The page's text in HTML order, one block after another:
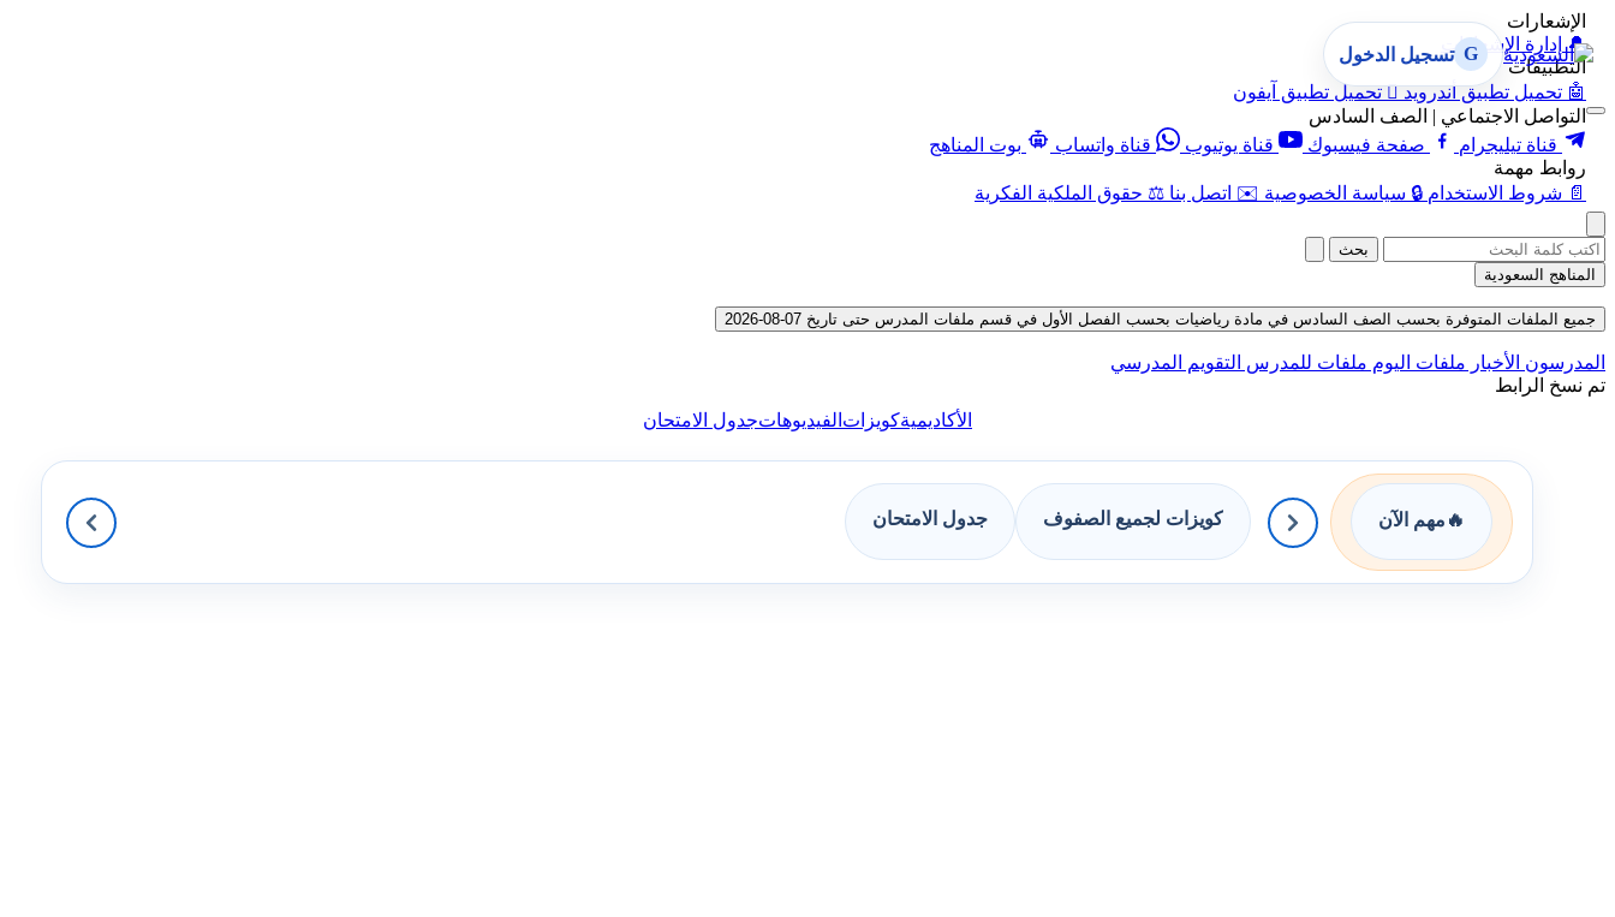
الإشعارات
🔔 إدارة الإشعارات
التطبيقات
🤖 تحميل تطبيق أندرويد  تحميل تطبيق آيفون
التواصل الاجتماعي | الصف السادس
قناة تيليجرام
صفحة فيسبوك قناة يوتيوب قناة واتساب
بوت المناهج
روابط مهمة
📄 شروط الاستخدام 🔒 سياسة الخصوصية ✉️ اتصل بنا ⚖️ حقوق الملكية الفكرية
G تسجيل الدخول
بحث
المناهج السعودية
جميع الملفات المتوفرة بحسب الصف السادس في مادة رياضيات بحسب الفصل الأول في قسم ملفات المدرس حتى تاريخ 07-08-2026
المدرسون الأخبار ملفات اليوم ملفات للمدرس التقويم المدرسي
تم نسخ الرابط
الأكاديميةكويزات الفيديوهاتجدول الامتحان
🔥 مهم الآن كويزات لجميع الصفوف جدول الامتحان